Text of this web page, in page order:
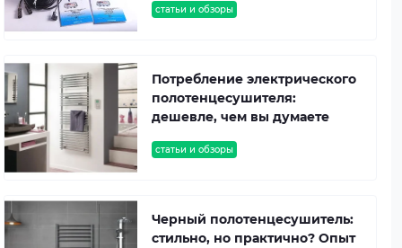
статьи и обзоры
статьи и обзоры
Потребление электрического
полотенцесушителя:
дешевле, чем вы думаете
Черный полотенцесушитель:
стильно, но практично? Опыт